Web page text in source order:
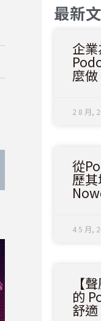
最新
企
麼
2 8 月,
從
歷
4 5 月,
【
的
舒